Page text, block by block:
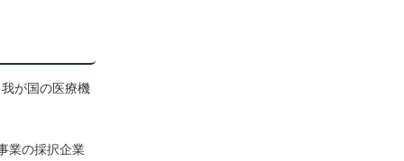
が国の医療機
業の採択企業